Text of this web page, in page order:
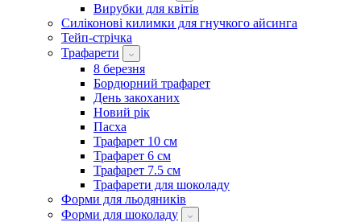
Вирубки для квітів
Силіконові килимки для гнучкого айсинга
Тейп-стрічка
Трафарети
8 березня
Бордюрний трафарет
День закоханих
Новий рік
Пасха
Трафарет 10 см
Трафарет 6 см
Трафарет 7.5 см
Трафарети для шоколаду
Форми для льодяників
Форми для шоколаду